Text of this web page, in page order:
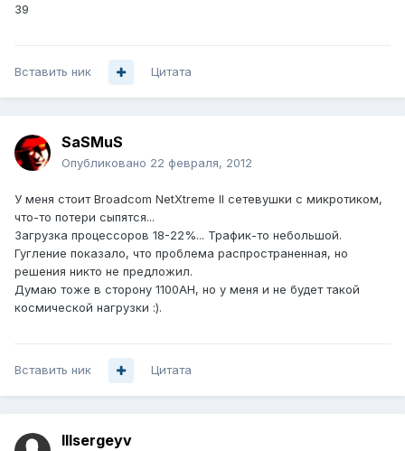
39
Вставить ник Цитата
SaSMuS
Опубликовано 22 февраля, 2012
У меня стоит Broadcom NetXtreme II сетевушки с микротиком,
что-то потери сыпятся...
Загрузка процессоров 18-22%... Трафик-то небольшой.
Гугление показало, что проблема распространенная, но
решения никто не предложил.
Думаю тоже в сторону 1100АН, но у меня и не будет такой
космической нагрузки :).
Вставить ник Цитата
lllsergeyv